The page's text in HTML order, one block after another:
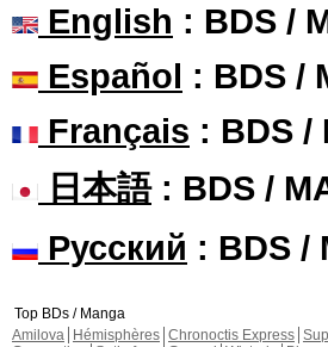
English : BDS /
Español : BDS /
Français : BDS /
日本語: BDS /
Русский : BDS /
Top BDs / Manga
Amilova
Hémisphères Chronoctis Express